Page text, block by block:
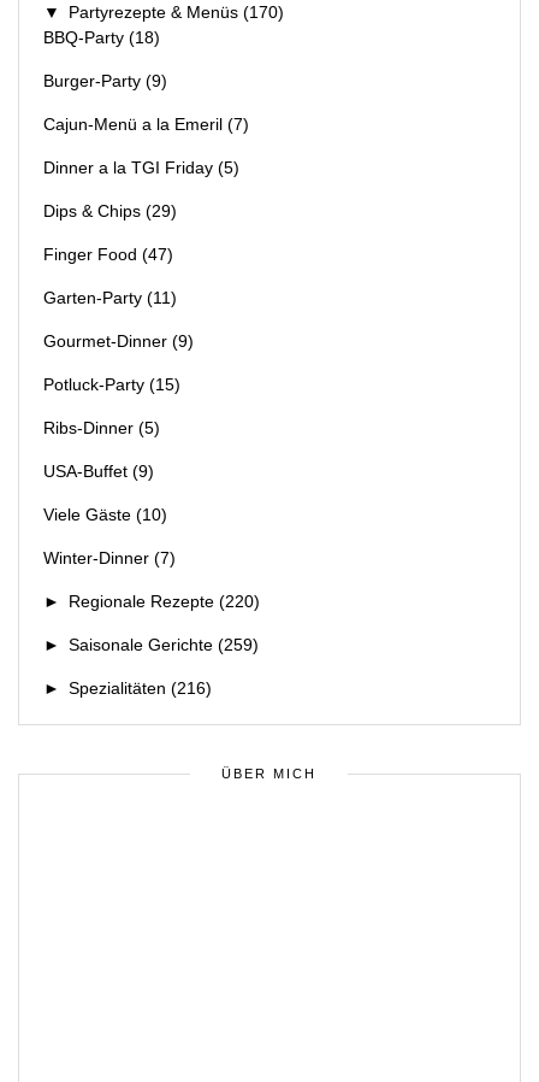
▼ Partyrezepte & Menüs (170)
BBQ-Party (18)
Burger-Party (9)
Cajun-Menü a la Emeril (7)
Dinner a la TGI Friday (5)
Dips & Chips (29)
Finger Food (47)
Garten-Party (11)
Gourmet-Dinner (9)
Potluck-Party (15)
Ribs-Dinner (5)
USA-Buffet (9)
Viele Gäste (10)
Winter-Dinner (7)
► Regionale Rezepte (220)
► Saisonale Gerichte (259)
► Spezialitäten (216)
ÜBER MICH